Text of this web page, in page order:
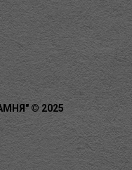
© 2025